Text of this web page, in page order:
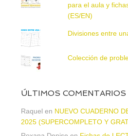
para el aula y
(ES/EN)
Divisiones entre
Colección de
ÚLTIMOS COMENTARIOS
Raquel en NUEVO CUADERNO
2025 (SUPERCOMPLETO Y